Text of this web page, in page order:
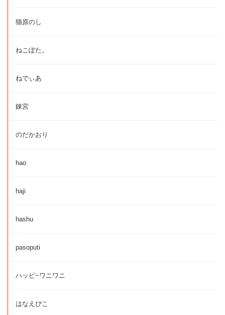
猫原のし
ねこぽた。
ねでぃあ
錬宮
のだかおり
hao
haji
hashu
pasoputi
ハッピ~ワニワニ
はなえぴこ